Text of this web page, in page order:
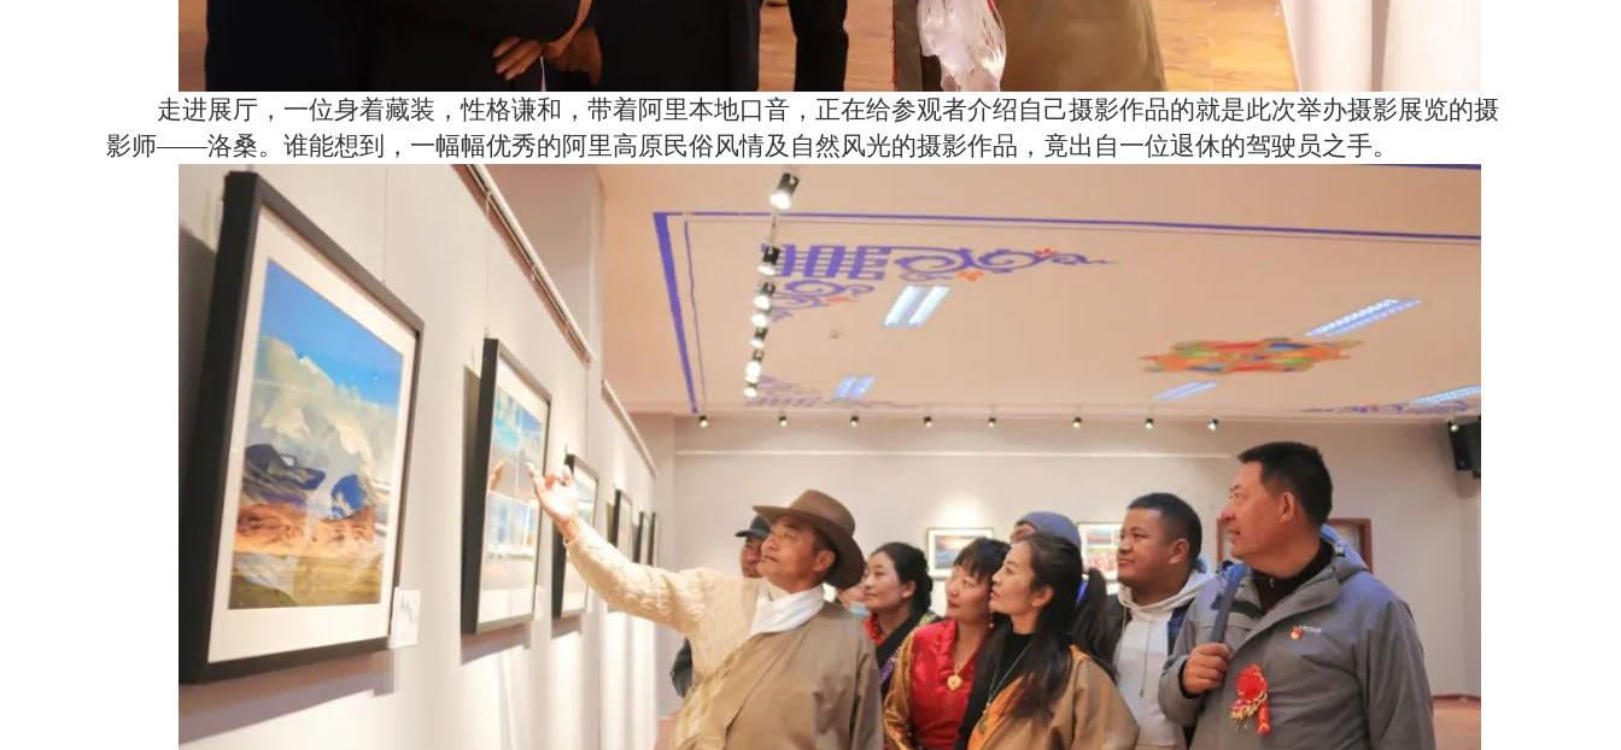
走进展厅，一位身着藏装，性格谦和，带着阿里本地口音，正在给参观者介绍自己摄影作品的就是此次举办摄影展览的摄
影师——洛桑。谁能想到，一幅幅优秀的阿里高原民俗风情及自然风光的摄影作品，竟出自一位退休的驾驶员之手。